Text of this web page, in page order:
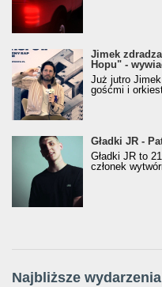
Jimek zdradza kulisy
Hopu" - wywiad
Jimek
Hopu" -
Już jutro
gośćmi i
Gładki JR - Patoshot
Gładki JR -
Gładki JR to
członek
Najbliższe